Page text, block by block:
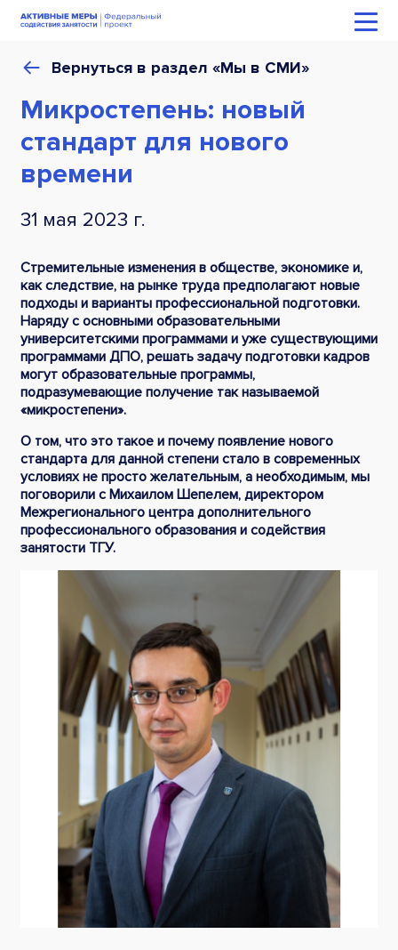
Вернуться в раздел «Мы в СМИ»
Микростепень: новый
стандарт для нового
времени
31 мая 2023 г.
Стремительные изменения в обществе, экономике и,
как следствие, на рынке труда предполагают новые
подходы и варианты профессиональной подготовки.
Наряду с основными образовательными
университетскими программами и уже существующими
программами ДПО, решать задачу подготовки кадров
могут образовательные программы,
подразумевающие получение так называемой
«микростепени».
О том, что это такое и почему появление нового
стандарта для данной степени стало в современных
условиях не просто желательным, а необходимым, мы
поговорили с Михаилом Шепелем, директором
Межрегионального центра дополнительного
профессионального образования и содействия
занятости ТГУ.